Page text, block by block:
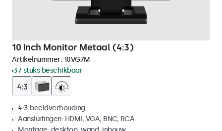
10 Inch Monitor Metaal (4:3)
Artikelnummer: 10VG7M
37 stuks beschikbaar
4:3 beeldverhouding
Aansluitingen: HDMI, VGA, BNC, RCA